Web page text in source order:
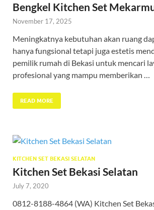
Bengkel Kitchen Set
November 17, 2025
Meningkatnya kebutuhan akan ruang
hanya fungsional tetapi juga estetis
pemilik rumah di Bekasi untuk mencari
profesional yang mampu memberikan …
READ MORE
KITCHEN SET BEKASI SELATAN
Kitchen Set Bekasi Selatan
July 7, 2020
0812-8188-4864 (WA) Kitchen Set